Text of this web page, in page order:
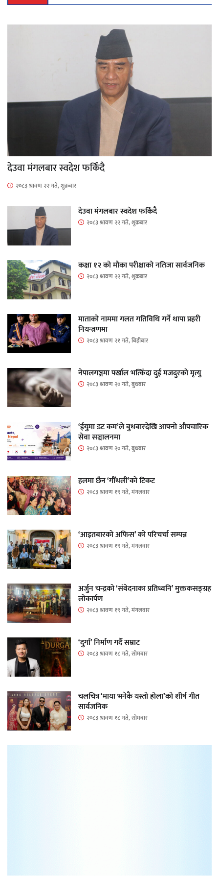
देउवा मंगलबार स्वदेश फर्किंदै
२०८३ श्रावण २२ गते, शुक्रबार
देउवा मंगलबार स्वदेश फर्किंदै
२०८३ श्रावण २२ गते, शुक्रबार
कक्षा १२ को मौका परीक्षाको नतिजा सार्वजनिक
२०८३ श्रावण २२ गते, शुक्रबार
माताकाे नाममा गलत गतिविधि गर्ने थापा प्रहरी
नियन्त्रणमा
२०८३ श्रावण २१ गते, बिहीबार
नेपालगञ्जमा पर्खाल भत्किँदा दुई मजदुरको मृत्यु
२०८३ श्रावण २० गते, बुधबार
‘ईयुमा डट कम’ले बुधबारदेखि आफ्नो औपचारिक
सेवा सञ्चालनमा
२०८३ श्रावण २० गते, बुधबार
हलमा छैन ‘गौँथली’को टिकट
२०८३ श्रावण १९ गते, मंगलवार
‘आइतबारको अफिस’ को परिचर्चा सम्पन्न
२०८३ श्रावण १९ गते, मंगलवार
अर्जुन चन्द्रको ‘संवेदनाका प्रतिध्वनि’ मुक्तकसङ्ग्रह
लोकार्पण
२०८३ श्रावण १९ गते, मंगलवार
‘दुर्गा’ निर्माण गर्दै सम्राट
२०८३ श्रावण १८ गते, सोमबार
चलचित्र ‘माया भनेकै यस्तो होला’को शीर्ष गीत
सार्वजनिक
२०८३ श्रावण १८ गते, सोमबार